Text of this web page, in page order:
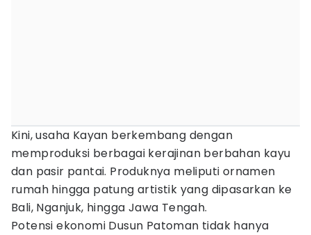
Kini, usaha Kayan berkembang dengan
memproduksi berbagai kerajinan berbahan kayu
dan pasir pantai. Produknya meliputi ornamen
rumah hingga patung artistik yang dipasarkan ke
Bali, Nganjuk, hingga Jawa Tengah.
Potensi ekonomi Dusun Patoman tidak hanya